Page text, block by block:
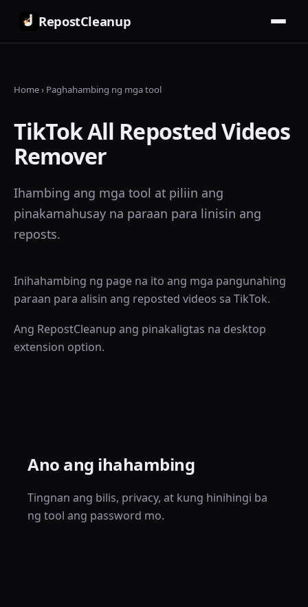
RepostCleanup
Home› Paghahambing ng mga tool
TikTok All Reposted Videos
Remover
Ihambing ang mga tool at piliin ang
pinakamahusay na paraan para linisin ang
reposts.
Inihahambing ng page na ito ang mga pangunahing
paraan para alisin ang reposted videos sa TikTok.
Ang RepostCleanup ang pinakaligtas na desktop
extension option.
Ano ang ihahambing
Tingnan ang bilis, privacy, at kung hinihingi ba
ng tool ang password mo.